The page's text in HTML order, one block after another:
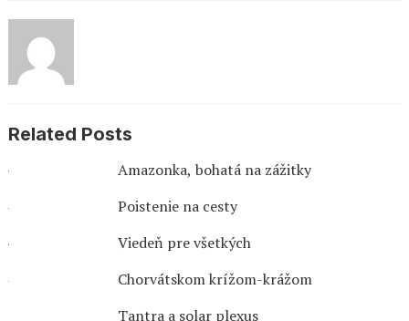
Related Posts
Amazonka, bohatá na zážitky
Poistenie na cesty
Viedeň pre všetkých
Chorvátskom krížom-krážom
Tantra a solar plexus